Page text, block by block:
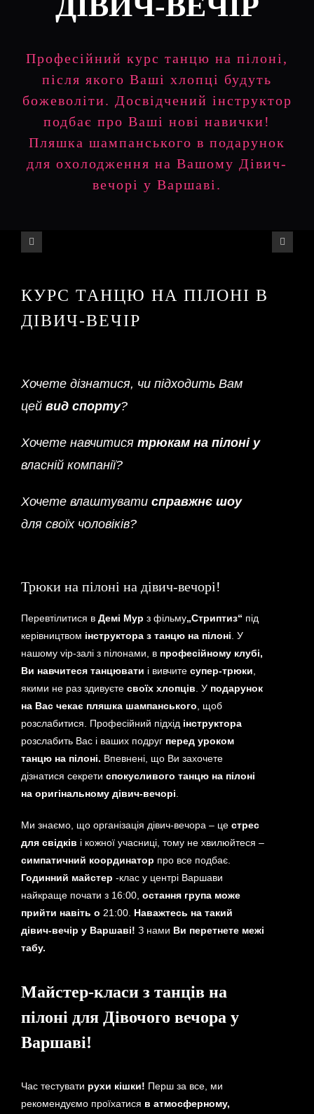
Професійний курс танцю на пілоні,
після якого Ваші хлопці будуть
божеволіти. Досвідчений інструктор
подбає про Ваші нові навички!
Пляшка шампанського в подарунок
для охолодження на Вашому Дівич-
вечорі у Варшаві.
КУРС ТАНЦЮ НА ПІЛОНІ В
ДІВИЧ-ВЕЧІР
Хочете дізнатися, чи підходить Вам
цей вид спорту?
Хочете навчитися трюкам на пілоні у
власній компанії?
Хочете влаштувати справжнє шоу
для своїх чоловіків?
Трюки на пілоні на дівич-вечорі!
Перевтілитися в Демі Мур з фільму„Стриптиз“ під
керівництвом інструктора з танцю на пілоні . У
нашому vip-залі з пілонами, в професійному клубі,
Ви навчитеся танцювати і вивчите супер-трюки
якими не раз здивуєте своїх хлопців . У подарунок
на Вас чекає пляшка шампанського , щоб
розслабитися. Професійний підхід інструктора
розслабить Вас і ваших подругперед уроком
танцю на пілоні. Впевнені, що Ви захочете
дізнатися секрети спокусливого танцю на пілоні
на оригінальному дівич-вечорі
Ми знаємо, що організація дівич-вечора – це стрес
для свідків і кожної учасниці, тому не хвилюйтеся –
симпатичний координатор про все подбає.
Годинний майстер -клас у центрі Варшави
найкраще почати з 16:00, остання група може
прийти навіть о 21:00. Наважтесь на такий
дівич-вечір у Варшаві! З нами Ви перетнете межі
табу.
Майстер-класи з танців на
пілоні для Дівочого вечора у
Варшаві!
Час тестувати рухи кішки! Перш за все, ми
рекомендуємо проїхатися в атмосферному,